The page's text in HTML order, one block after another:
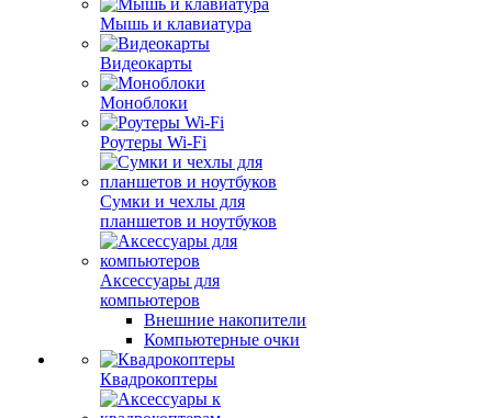
Мышь и клавиатура
Видеокарты
Моноблоки
Роутеры Wi-Fi
Сумки и чехлы для
планшетов и ноутбуков
Аксессуары для
компьютеров
Внешние накопители
Компьютерные очки
Квадрокоптеры